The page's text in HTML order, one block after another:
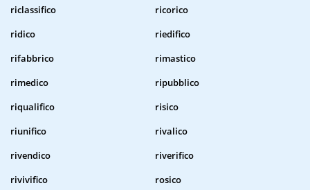
riclassifico
ricorico
ridico
riedifico
rifabbrico
rimastico
rimedico
ripubblico
riqualifico
risico
riunifico
rivalico
rivendico
riverifico
rivivifico
rosico